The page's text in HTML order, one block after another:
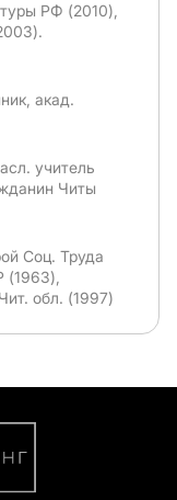
РФ (2010),
акад.
учитель
Читы
Соц. Труда
(1963),
обл. (1997)